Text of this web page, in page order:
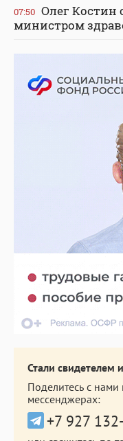
07:50 Олег Костин
министром
Стали свидетелем
Поделитесь с
мессенджерах:
+7 927